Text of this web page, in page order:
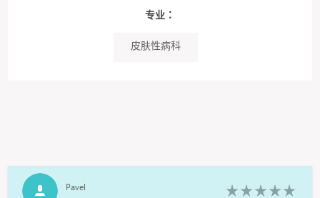
专业：
皮肤性病科
Pavel